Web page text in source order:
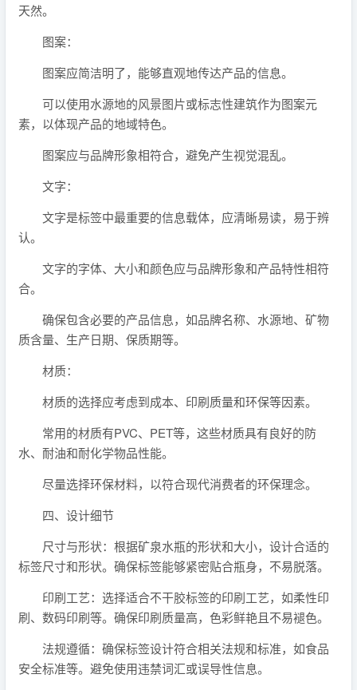
天然。
图案：
图案应简洁明了，能够直观地传达产品的信息。
可以使用水源地的风景图片或标志性建筑作为图案元
素，以体现产品的地域特色。
图案应与品牌形象相符合，避免产生视觉混乱。
文字：
文字是标签中最重要的信息载体，应清晰易读，易于辨
认。
文字的字体、大小和颜色应与品牌形象和产品特性相符
合。
确保包含必要的产品信息，如品牌名称、水源地、矿物
质含量、生产日期、保质期等。
材质：
材质的选择应考虑到成本、印刷质量和环保等因素。
常用的材质有PVC、PET等，这些材质具有良好的防
水、耐油和耐化学物品性能。
尽量选择环保材料，以符合现代消费者的环保理念。
四、设计细节
尺寸与形状：根据矿泉水瓶的形状和大小，设计合适的
标签尺寸和形状。确保标签能够紧密贴合瓶身，不易脱落。
印刷工艺：选择适合不干胶标签的印刷工艺，如柔性印
刷、数码印刷等。确保印刷质量高，色彩鲜艳且不易褪色。
法规遵循：确保标签设计符合相关法规和标准，如食品
安全标准等。避免使用违禁词汇或误导性信息。